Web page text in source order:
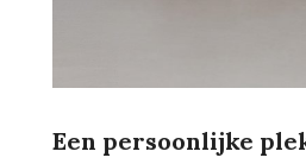
Een persoonlijke